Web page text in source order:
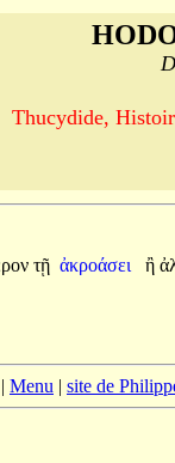
Thucydide,
τῇ ἀκροάσει ἢ
| Menu | site de